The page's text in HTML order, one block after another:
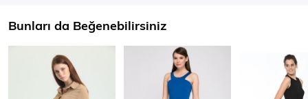
Bunları da Beğenebilirsiniz